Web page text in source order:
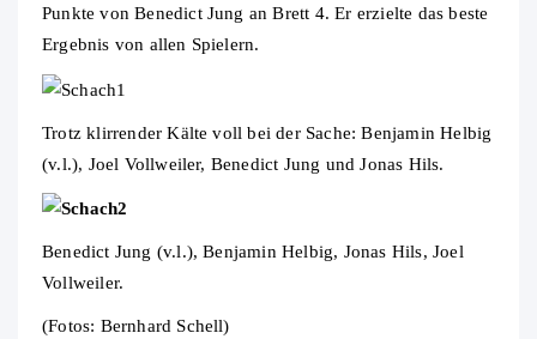
Punkte von Benedict Jung an Brett 4. Er erzielte das beste
Ergebnis von allen Spielern.
Trotz klirrender Kälte voll bei der Sache: Benjamin Helbig
(v.l.), Joel Vollweiler, Benedict Jung und Jonas Hils.
Benedict Jung (v.l.), Benjamin Helbig, Jonas Hils, Joel
Vollweiler.
(Fotos: Bernhard Schell)